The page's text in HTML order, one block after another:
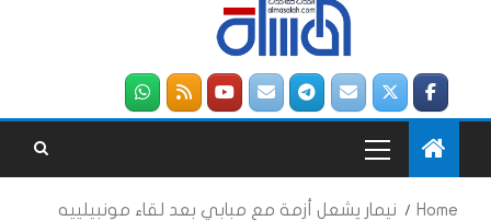
Home نيمار يشعل أزمة مع مبابي بعد لقاء مونبيلييه